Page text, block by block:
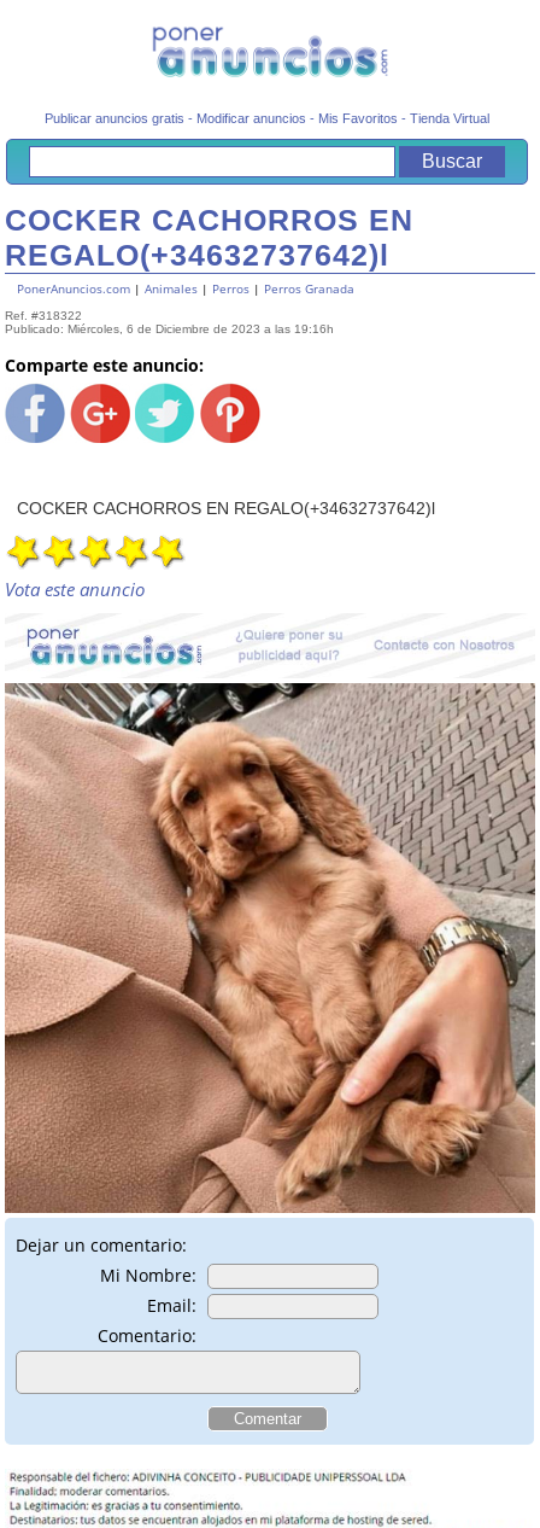
Publicar anuncios gratis - Modificar anuncios - Mis Favoritos -Tienda Virtual
COCKER CACHORROS EN
REGALO(+34632737642)l
PonerAnuncios.com |Animales | Perros | Perros Granada
Ref. #318322
Publicado: Miércoles, 6 de Diciembre de 2023 a las 19:16h
Comparte este anuncio:
COCKER CACHORROS EN REGALO(+34632737642)l
Vota este anuncio
Dejar un comentario:
Mi Nombre:
Email:
Comentario: